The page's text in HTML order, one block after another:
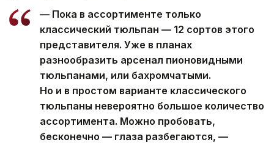
— Пока в ассортименте только
классический тюльпан — 12 сортов этого
представителя. Уже в планах
разнообразить арсенал пионовидными
тюльпанами, или бахромчатыми.
Но и в простом варианте классического
тюльпаны невероятно большое количество
ассортимента. Можно пробовать,
бесконечно — глаза разбегаются, —